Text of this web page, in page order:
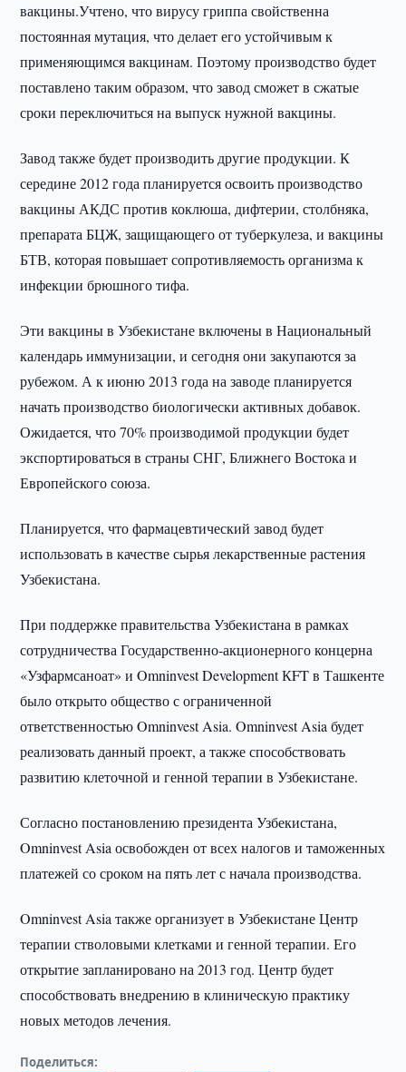
вакцины.Учтено, что вирусу гриппа свойственна
постоянная мутация, что делает его устойчивым к
применяющимся вакцинам. Поэтому производство будет
поставлено таким образом, что завод сможет в сжатые
сроки переключиться на выпуск нужной вакцины.
Завод также будет производить другие продукции. К
середине 2012 года планируется освоить производство
вакцины АКДС против коклюша, дифтерии, столбняка,
препарата БЦЖ, защищающего от туберкулеза, и вакцины
БТВ, которая повышает сопротивляемость организма к
инфекции брюшного тифа.
Эти вакцины в Узбекистане включены в Национальный
календарь иммунизации, и сегодня они закупаются за
рубежом. А к июню 2013 года на заводе планируется
начать производство биологически активных добавок.
Ожидается, что 70% производимой продукции будет
экспортироваться в страны СНГ, Ближнего Востока и
Европейского союза.
Планируется, что фармацевтический завод будет
использовать в качестве сырья лекарственные растения
Узбекистана.
При поддержке правительства Узбекистана в рамках
сотрудничества Государственно-акционерного концерна
«Узфармсаноат» и Omninvest Development КFT в Ташкенте
было открыто общество с ограниченной
ответственностью Omninvest Asia. Omninvest Asia будет
реализовать данный проект, а также способствовать
развитию клеточной и генной терапии в Узбекистане.
Согласно постановлению президента Узбекистана,
Omninvest Asia освобожден от всех налогов и таможенных
платежей со сроком на пять лет с начала производства.
Omninvest Asia также организует в Узбекистане Центр
терапии стволовыми клетками и генной терапии. Его
открытие запланировано на 2013 год. Центр будет
способствовать внедрению в клиническую практику
новых методов лечения.
Поделиться: